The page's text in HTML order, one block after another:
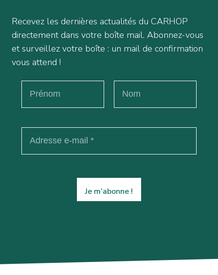
Recevez les dernières actualités du CARHOP
directement dans votre boîte mail. Abonnez-vous
et surveillez votre boîte : un mail de confirmation
vous attend !